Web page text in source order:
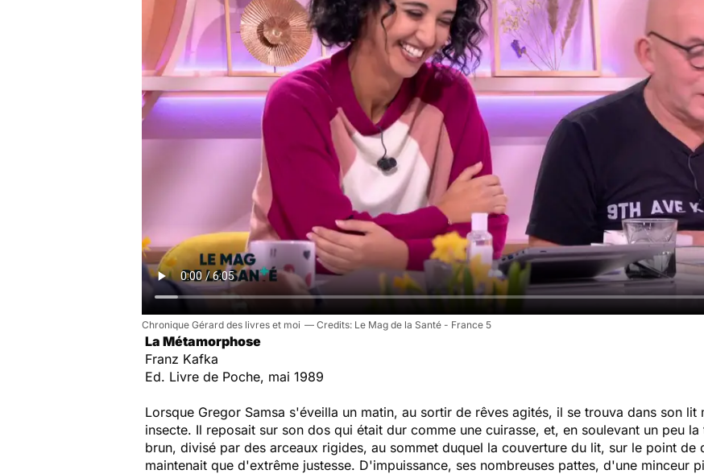
Chronique Gérard des livres et moi Le Mag de la Santé - France 5
La Métamorphose
Franz Kafka
Ed. Livre de Poche, mai 1989
Lorsque Gregor Samsa s'éveilla un matin, au sortir de rêves agités, il se trouva dans son lit
insecte. Il reposait sur son dos qui était dur comme une cuirasse, et, en soulevant un peu
brun, divisé par des arceaux rigides, au sommet duquel la couverture du lit, sur le point de
maintenait que d'extrême justesse. D'impuissance, ses nombreuses pattes, d'une minceur